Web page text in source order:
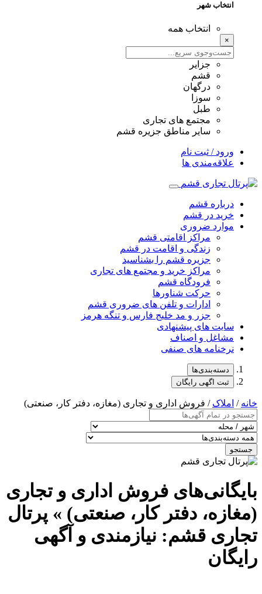
انتخاب شهر
انتخاب همه
×
جزایر
قشم
درگهان
سوزا
طبل
مجتمع های تجاری
سایر مناطق جزیره قشم
ورود / ثبت نام
علاقه‌مندی ها
درباره قشم
خرید در قشم
موارد ضروری
مراکز اقامتی قشم
زندگی و اقامت در قشم
جزیره قشم را بشناسید
مراکز خرید و مجتمع های تجاری
فرودگاه قشم
حرکت شناورها
ادارات و تلفن های ضروری قشم
جزر و مد خلیج فارس و تنگه هرمز
سایت های پیشنهادی
مشاغل و اصناف
نرخنامه های صنفی
دسته‌بندی‌ها
ثبت اگهی رایگان
خانه / املاک / فروش اداری و تجاری (مغازه، دفتر کار، صنعتی)
جستجو
بایگانی‌های فروش اداری و تجاری
(مغازه، دفتر کار، صنعتی) » پرتال
تجاری قشم: نیازمندی و آگهی
رایگان